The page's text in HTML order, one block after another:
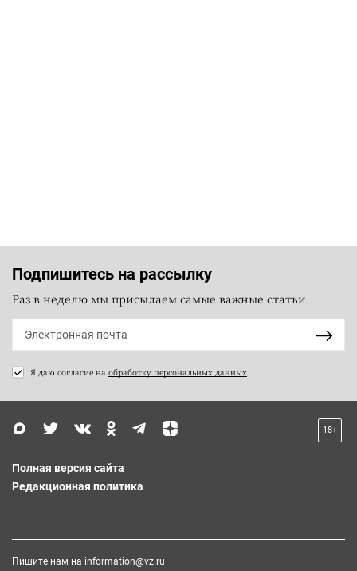
Подпишитесь на рассылку
Раз в неделю мы присылаем самые важные статьи
Я даю согласие на обработку персональных данных
18+
Полная версия сайта
Редакционная политика
Пишите нам на information@vz.ru